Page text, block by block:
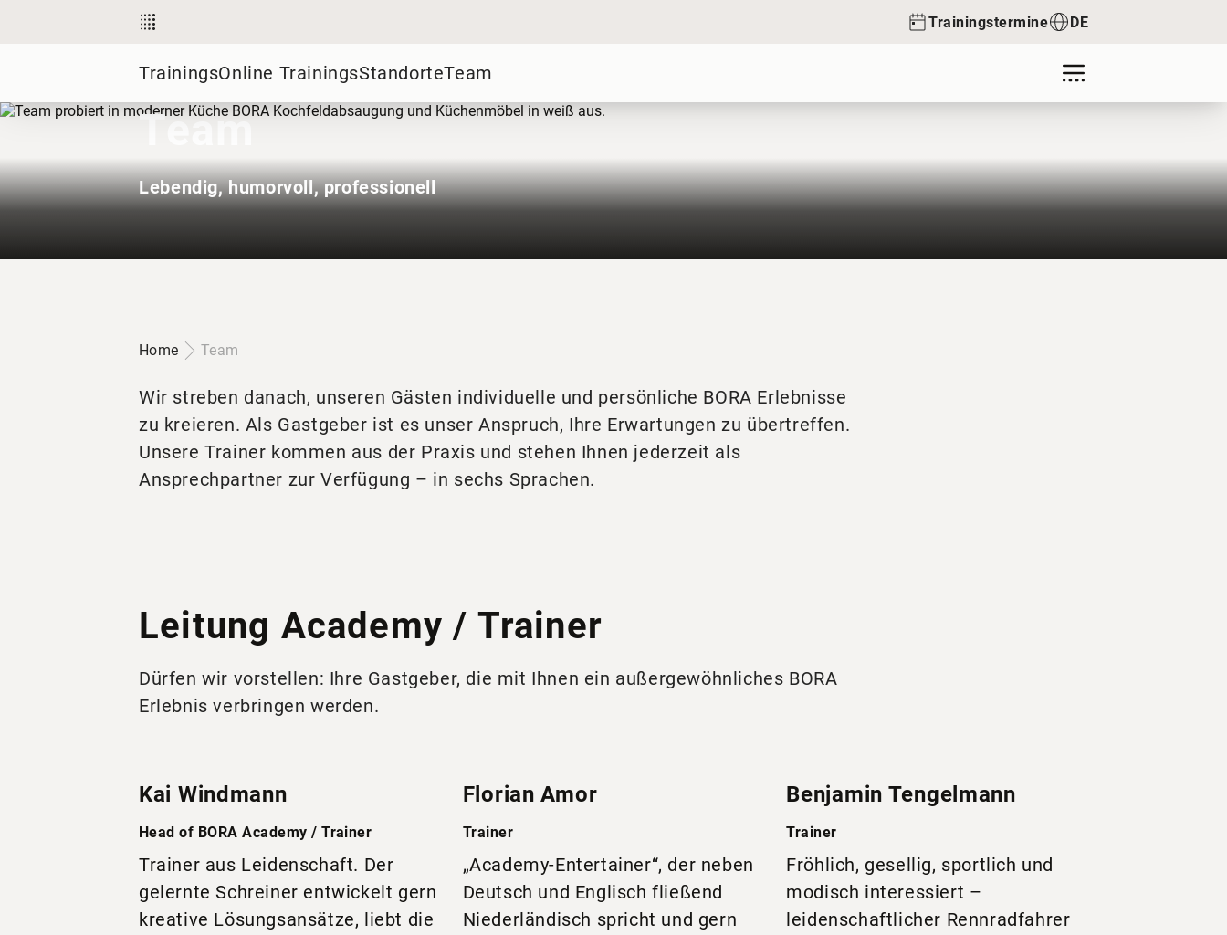
Trainingstermine DE
TrainingsOnline TrainingsStandorteTeam
Team
Lebendig, humorvoll, professionell
Home Team
Wir streben danach, unseren Gästen individuelle und persönliche BORA Erlebnisse
zu kreieren. Als Gastgeber ist es unser Anspruch, Ihre Erwartungen zu übertreffen.
Unsere Trainer kommen aus der Praxis und stehen Ihnen jederzeit als
Ansprechpartner zur Verfügung – in sechs Sprachen.
Leitung Academy / Trainer
Dürfen wir vorstellen: Ihre Gastgeber, die mit Ihnen ein außergewöhnliches BORA
Erlebnis verbringen werden.
Kai Windmann
Head of BORA Academy / Trainer
Trainer aus Leidenschaft. Der
gelernte Schreiner entwickelt gern
kreative Lösungsansätze, liebt die
Florian Amor
Trainer
„Academy-Entertainer“, der neben
Deutsch und Englisch fließend
Niederländisch spricht und gern
Benjamin Tengelmann
Trainer
Fröhlich, gesellig, sportlich und
modisch interessiert –
leidenschaftlicher Rennradfahrer